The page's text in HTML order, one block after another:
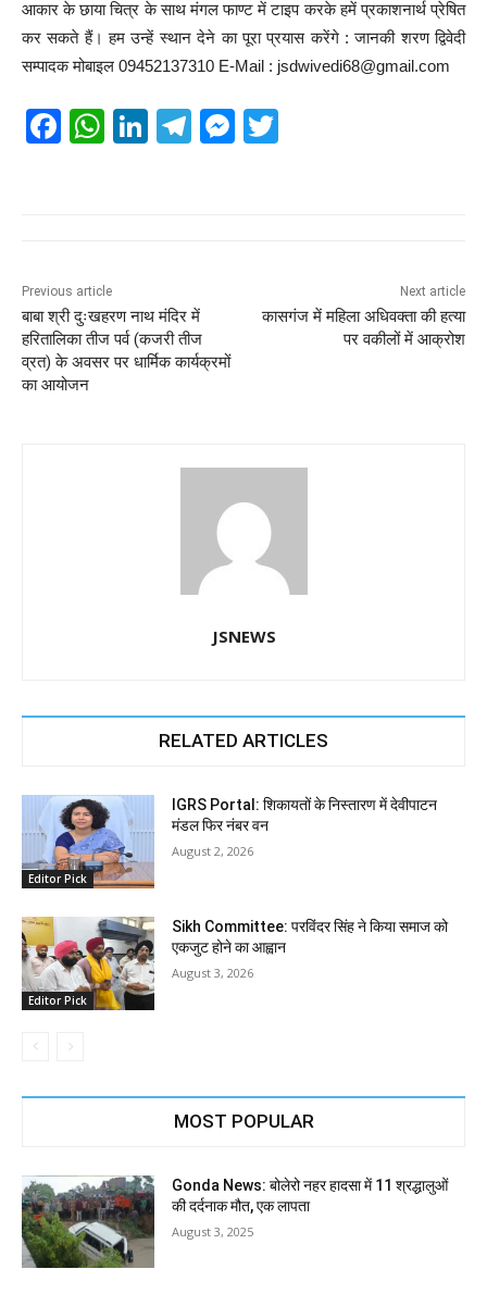
आकार के छाया चित्र के साथ मंगल फाण्ट में टाइप करके हमें प्रकाशनार्थ प्रेषित
कर सकते हैं। हम उन्हें स्थान देने का पूरा प्रयास करेंगे : जानकी शरण द्विवेदी
सम्पादक मोबाइल 09452137310 E-Mail : jsdwivedi68@gmail.com
F
o
o
k
W
p
p
Li
n
T
m
M
Previous article
बाबा श्री दुःखहरण नाथ मंदिर में
हरितालिका तीज पर्व (कजरी तीज
व्रत) के अवसर पर धार्मिक कार्यक्रमों
का आयोजन
Next article
कासगंज में महिला अधिवक्ता की हत्या
पर वकीलों में आक्रोश
JSNEWS
RELATED ARTICLES
Editor Pick
IGRS Portal: शिकायतों के निस्तारण में देवीपाटन
मंडल फिर नंबर वन
August 2, 2026
Editor Pick
Sikh Committee: परविंदर सिंह ने किया समाज को
एकजुट होने का आह्वान
August 3, 2026
MOST POPULAR
Gonda News: बोलेरो नहर हादसा में 11 श्रद्धालुओं
की दर्दनाक मौत, एक लापता
August 3, 2025